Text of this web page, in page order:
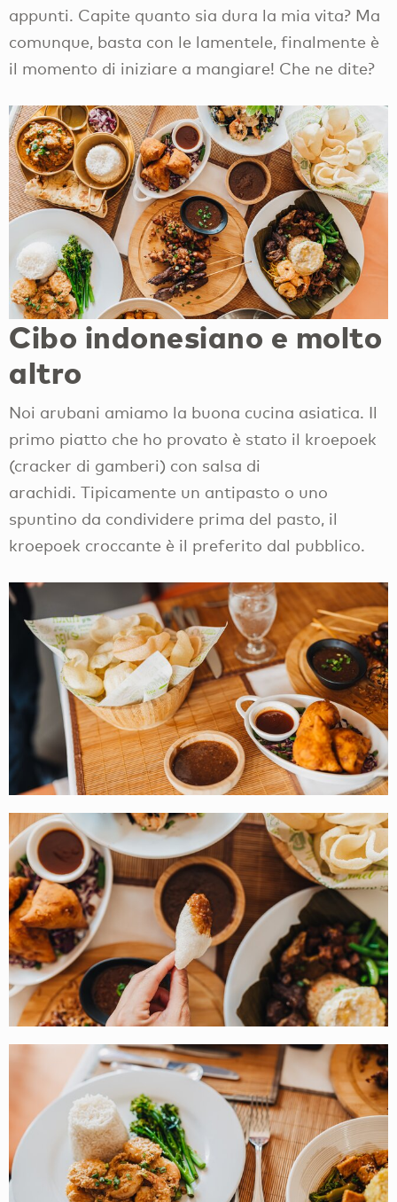
appunti. Capite quanto sia dura la mia vita? Ma
comunque, basta con le lamentele, finalmente è
il momento di iniziare a mangiare! Che ne dite?
Cibo indonesiano e molto
altro
Noi arubani amiamo la buona cucina asiatica. Il
primo piatto che ho provato è stato il kroepoek
(cracker di gamberi) con salsa di
arachidi. Tipicamente un antipasto o uno
spuntino da condividere prima del pasto, il
kroepoek croccante è il preferito dal pubblico.